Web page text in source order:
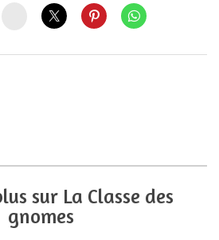
Instagram
sur La Classe des
gnomes